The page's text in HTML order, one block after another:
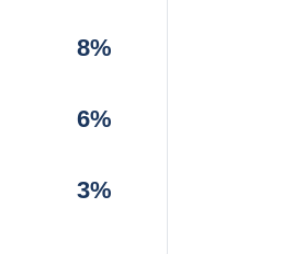
8%
6%
3%